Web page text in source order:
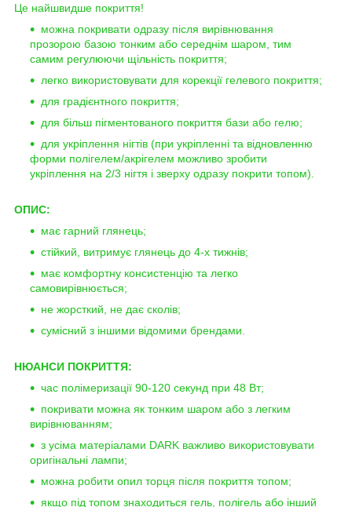
Це найшвидше покриття!
можна покривати одразу після вирівнювання
прозорою базою тонким або середнім шаром, тим
самим регулюючи щільність покриття;
легко використовувати для корекції гелевого покриття;
для градієнтного покриття;
для більш пігментованого покриття бази або гелю;
для укріплення нігтів (при укріпленні та відновленню
форми полігелем/акрігелем можливо зробити
укріплення на 2/3 нігтя і зверху одразу покрити топом).
ОПИС:
має гарний глянець;
стійкий, витримує глянець до 4-х тижнів;
має комфортну консистенцію та легко
самовирівнюється;
не жорсткий, не дає сколів;
сумісний з іншими відомими брендами.
НЮАНСИ ПОКРИТТЯ:
час полімеризації 90-120 секунд при 48 Вт;
покривати можна як тонким шаром або з легким
вирівнюванням;
з усіма матеріалами DARK важливо використовувати
оригінальні лампи;
можна робити опил торця після покриття топом;
якщо під топом знаходиться гель, полігель або інший